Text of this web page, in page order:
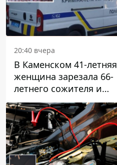
20:40 вчера
В Каменском 41-летняя
женщина зарезала 66-
летнего сожителя и
пыталась обмануть
полицейских